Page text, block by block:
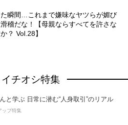
瞬間…これまで嫌味なヤツらが媚び
稽だな！【母親ならすべてを許さな
？ Vol.28】
チオシ特集
と学ぶ 日常に潜む“人身取引”のリアル
ップ特集